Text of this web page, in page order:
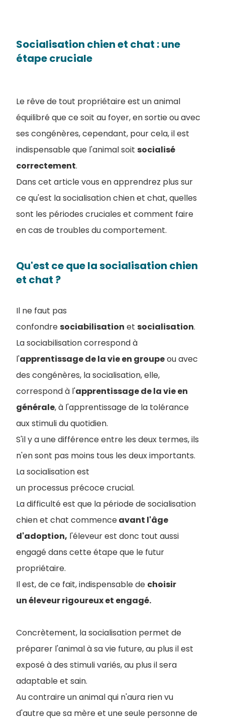
Socialisation chien et chat : une
étape cruciale
Le rêve de tout propriétaire est un animal
équilibré que ce soit au foyer, en sortie ou avec
ses congénères, cependant, pour cela, il est
indispensable que l'animal soit socialisé
correctement.
Dans cet article vous en apprendrez plus sur
ce qu'est la socialisation chien et chat, quelles
sont les périodes cruciales et comment faire
en cas de troubles du comportement.
Qu'est ce que la socialisation chien
et chat ?
Il ne faut pas
confondresociabilisation et socialisation.
La sociabilisation correspond à
l'apprentissage de la vie en groupeou avec
des congénères, la socialisation, elle,
correspond à l'apprentissage de la vie en
générale, à l'apprentissage de la tolérance
aux stimuli du quotidien.
S'il y a une différence entre les deux termes, ils
n'en sont pas moins tous les deux importants.
La socialisation est
un processus précoce crucial.
La difficulté est que la période de socialisation
chien et chat commenceavant l'âge
d'adoption, l'éleveur est donc tout aussi
engagé dans cette étape que le futur
propriétaire.
Il est, de ce fait, indispensable de choisir
un éleveur rigoureux et engagé.
Concrètement, la socialisation permet de
préparer l'animal à sa vie future, au plus il est
exposé à des stimuli variés, au plus il sera
adaptable et sain.
Au contraire un animal qui n'aura rien vu
d'autre que sa mère et une seule personne de